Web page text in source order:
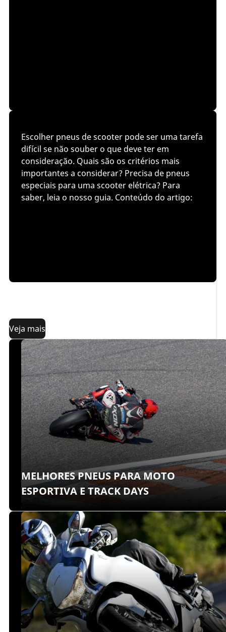
Escolher pneus de scooter pode ser uma tarefa
difícil se não souber o que deve ter em
consideração. Quais são os critérios mais
importantes a considerar? Precisa de pneus
especiais para uma scooter elétrica? Para
saber, leia o nosso guia. Conteúdo do artigo:
Veja mais
MELHORES PNEUS PARA MOTO
ESPORTIVA E TRACK DAYS